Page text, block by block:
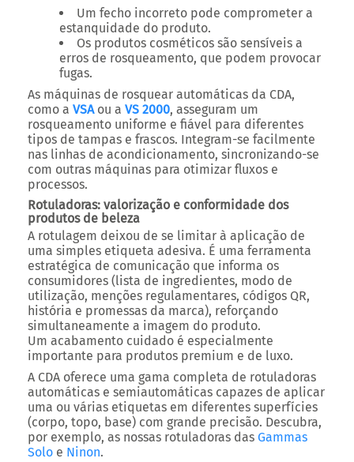
Um fecho incorreto pode comprometer a
estanquidade do produto.
Os produtos cosméticos são sensíveis a
erros de rosqueamento, que podem provocar
fugas.
As máquinas de rosquear automáticas da CDA,
como a VSA ou a VS 2000, asseguram um
rosqueamento uniforme e fiável para diferentes
tipos de tampas e frascos. Integram-se facilmente
nas linhas de acondicionamento, sincronizando-se
com outras máquinas para otimizar fluxos e
processos.
Rotuladoras: valorização e conformidade dos
produtos de beleza
A rotulagem deixou de se limitar à aplicação de
uma simples etiqueta adesiva. É uma ferramenta
estratégica de comunicação que informa os
consumidores (lista de ingredientes, modo de
utilização, menções regulamentares, códigos QR,
história e promessas da marca), reforçando
simultaneamente a imagem do produto.
Um acabamento cuidado é especialmente
importante para produtos premium e de luxo.
A CDA oferece uma gama completa de rotuladoras
automáticas e semiautomáticas capazes de aplicar
uma ou várias etiquetas em diferentes superfícies
(corpo, topo, base) com grande precisão. Descubra,
por exemplo, as nossas rotuladoras das Gammas
Solo e Ninon.